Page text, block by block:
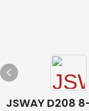
JSWAY D208